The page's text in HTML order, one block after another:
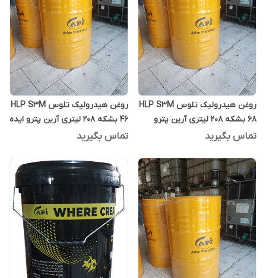
روغن هیدرولیک تلوس HLP S3M
68 بشکه 208 لیتری آرین پترو
ایده
تماس بگیرید
روغن هیدرولیک تلوس HLP S3M
46 بشکه 208 لیتری آرین پترو ایده
تماس بگیرید